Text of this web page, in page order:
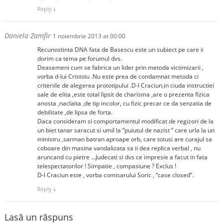
Reply ↓
Daniela Zamfir 1 noiembrie 2013 at 00:00
Recunostinta DNA fata de Basescu este un subiect pe care ii
dorim ca tema pe forumul dvs.
Deasemeni cum se fabrica un lider prin metoda victimizarii ,
vorba d-lui Cristoiu .Nu este prea de condamnat metoda ci
criteriile de alegerea prototipului .D-l Craciun,in ciuda instructiei
sale de elita ,este total lipsit de charisma ,are o prezenta fizica
anosta ,naclaita ,de tip incolor, cu fizic precar ce da senzatia de
debilitate ,de lipsa de forta.
Daca consideram si comportamentul modificat de regizori de la
un biet tanar saracut si umil la “puiutul de nazist ” care urla la un
ministru ,sarman batran aproape orb, care totusi are curajul sa
coboare din masina vandalizata sa ii dea replica verbal , nu
aruncand cu pietre …Judecati si dvs ce impresie a facut in fata
telespectatorilor ! Simpatie , compasiune ? Exclus !
D-l Craciun este , vorba comisarului Soric , “case closed”.
Reply ↓
Lasă un răspuns